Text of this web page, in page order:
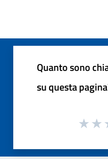
Quanto sono
su questa